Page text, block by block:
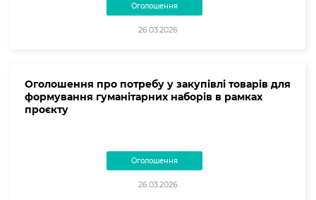
Оголошення
26.03.2026
Оголошення про потребу у закупівлі товарів для
формування гуманітарних наборів в рамках
проєкту
Оголошення
26.03.2026